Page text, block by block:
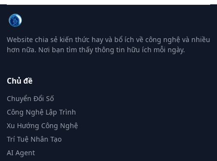
Website chia sẻ kiến thức hay và bổ ích về công nghệ và nhiều
hơn nữa. Nơi bạn tìm thấy thông tin hữu ích mỗi ngày.
Chủ đề
Chuyển Đổi Số
Công Nghệ Lập Trình
Xu Hướng Công Nghệ
Trí Tuệ Nhân Tạo
AI Agent